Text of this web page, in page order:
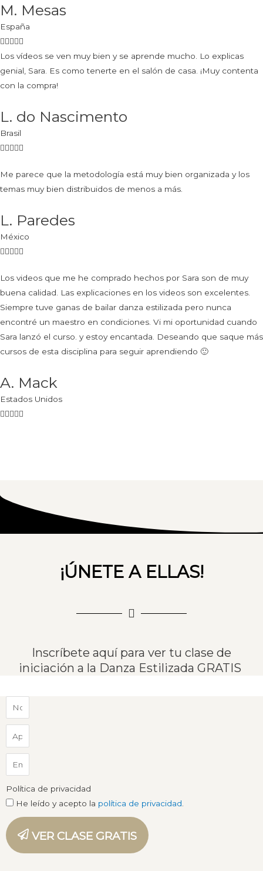
M. Mesas
España
Los vídeos se ven muy bien y se aprende mucho. Lo explicas
genial, Sara. Es como tenerte en el salón de casa. ¡Muy contenta
con la compra!
L. do Nascimento
Brasil
Me parece que la metodología está muy bien organizada y los
temas muy bien distribuidos de menos a más.
L. Paredes
México
Los videos que me he comprado hechos por Sara son de muy
buena calidad. Las explicaciones en los videos son excelentes.
Siempre tuve ganas de bailar danza estilizada pero nunca
encontré un maestro en condiciones. Vi mi oportunidad cuando
Sara lanzó el curso. y estoy encantada. Deseando que saque más
cursos de esta disciplina para seguir aprendiendo 🙂
A. Mack
Estados Unidos
¡ÚNETE A ELLAS!
Inscríbete aquí para ver tu clase de
iniciación a la Danza Estilizada GRATIS
Política de privacidad
He leído y acepto la política de privacidad.
VER CLASE GRATIS